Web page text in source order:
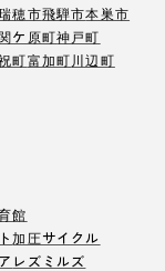
穂市飛騨市本巣市
ケ原町神戸町
町富加町川辺町
館
加圧サイクル
レズミルズ